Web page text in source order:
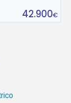
42.900€